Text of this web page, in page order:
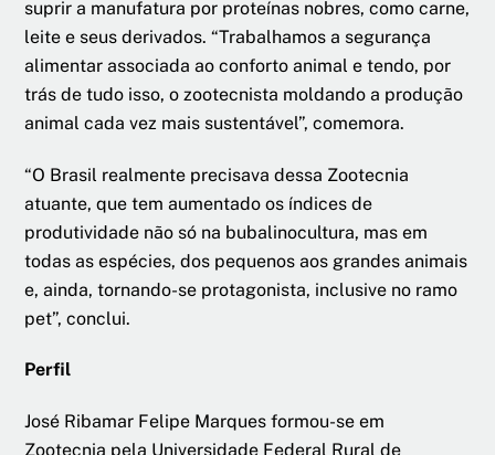
suprir a manufatura por proteínas nobres, como carne,
leite e seus derivados. “Trabalhamos a segurança
alimentar associada ao conforto animal e tendo, por
trás de tudo isso, o zootecnista moldando a produção
animal cada vez mais sustentável”, comemora.
“O Brasil realmente precisava dessa Zootecnia
atuante, que tem aumentado os índices de
produtividade não só na bubalinocultura, mas em
todas as espécies, dos pequenos aos grandes animais
e, ainda, tornando-se protagonista, inclusive no ramo
pet”, conclui.
Perfil
José Ribamar Felipe Marques formou-se em
Zootecnia pela Universidade Federal Rural de